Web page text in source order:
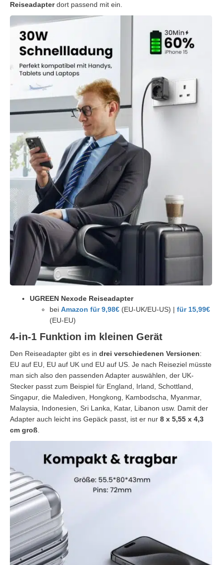
Reiseadapterdort passend mit ein.
UGREEN Nexode Reiseadapter
bei Amazon für 9,98€ (EU-UK/EU-US) | für 15,99€
(EU-EU)
4-in-1 Funktion im kleinen Gerät
Den Reiseadapter gibt es in drei verschiedenen Versionen:
EU auf EU, EU auf UK und EU auf US. Je nach Reiseziel müsste
man sich also den passenden Adapter auswählen, der UK-
Stecker passt zum Beispiel für England, Irland, Schottland,
Singapur, die Malediven, Hongkong, Kambodscha, Myanmar,
Malaysia, Indonesien, Sri Lanka, Katar, Libanon usw. Damit der
Adapter auch leicht ins Gepäck passt, ist er nur 8 x 5,55 x 4,3
cm groß.